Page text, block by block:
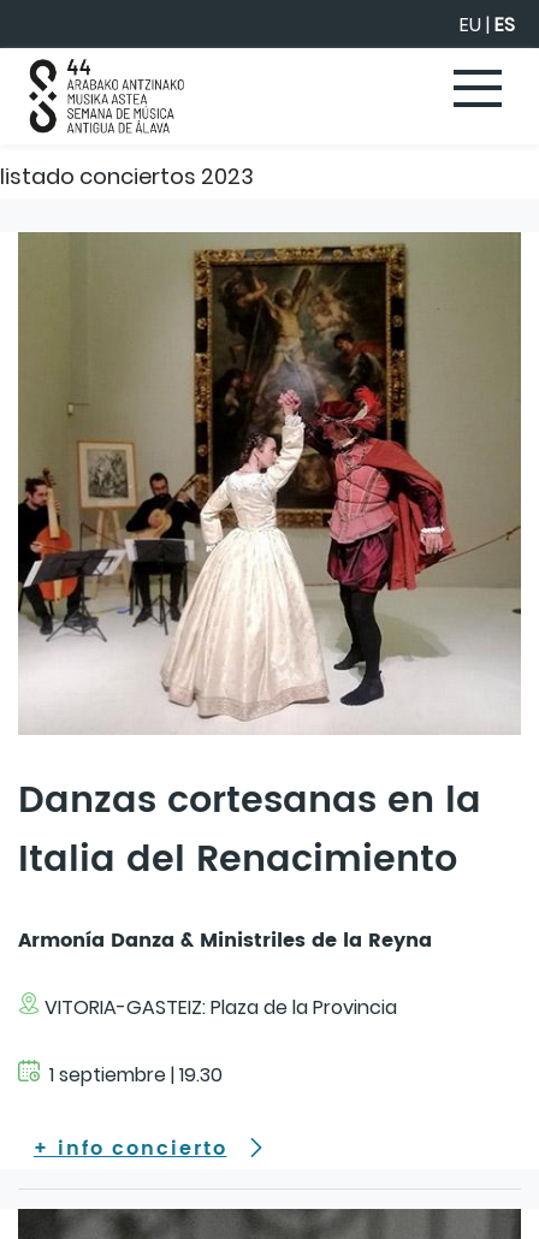
EU|ES
listado conciertos 2023
Danzas cortesanas en la
Italia del Renacimiento
Armonía Danza & Ministriles de la Reyna
VITORIA-GASTEIZ: Plaza de la Provincia
1 septiembre | 19.30
+ info concierto